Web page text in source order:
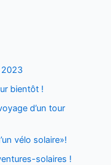
2023
bientôt !
d’un tour
vélo solaire»!
solaires !